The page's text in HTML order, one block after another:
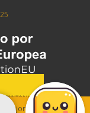
mejor experiencia al